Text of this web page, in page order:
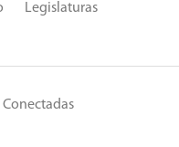
Legislaturas